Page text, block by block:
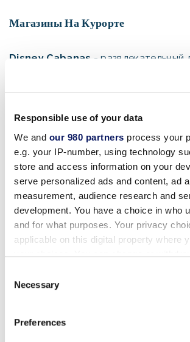
Responsible use of your data
We and our 980 partners process your
e.g. your IP-number, using technology
store and access information on your
serve personalized ads and content, ad
measurement, audience research and
development. You have a choice in who
and for what purposes. Your privacy
applicable on this digital property where
the Privacy trigger icon.
Find out more about how your personal
and set your preferences in the
Selection
Necessary
Preferences
Магазины На Курорте
Disney Cabanas - развлекательный
магазин с товарами с курорта Walt
Resort, а также мелочами.
Магазин подарков Disney-
магазин Disney с товарами с
World Resort, а также мелочами.
Дельфине.
Resort Essentials- современный
предлагающий курортную одежду,
таких брендов, как OluKai, Bugatchi,
многих других. Расположен в лобби